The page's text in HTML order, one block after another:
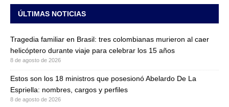
ÚLTIMAS NOTICIAS
Tragedia familiar en Brasil: tres colombianas murieron al caer
helicóptero durante viaje para celebrar los 15 años
8 de agosto de 2026
Estos son los 18 ministros que posesionó Abelardo De La
Espriella: nombres, cargos y perfiles
8 de agosto de 2026